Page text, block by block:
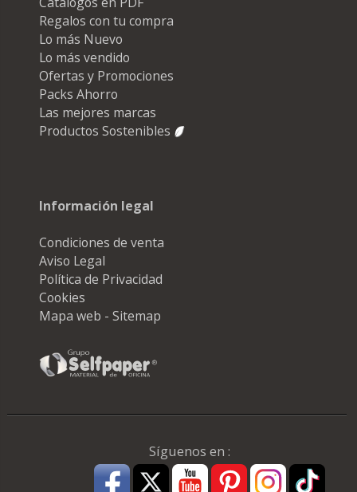
Regalos con tu compra
Lo más Nuevo
Lo más vendido
Ofertas y Promociones
Packs Ahorro
Las mejores marcas
Productos Sostenibles
Información legal
Condiciones de venta
Aviso Legal
Política de Privacidad
Cookies
Mapa web - Sitemap
Síguenos en :